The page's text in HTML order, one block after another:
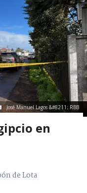
José Manuel Lagos &#8211; RBB
en
de Lota